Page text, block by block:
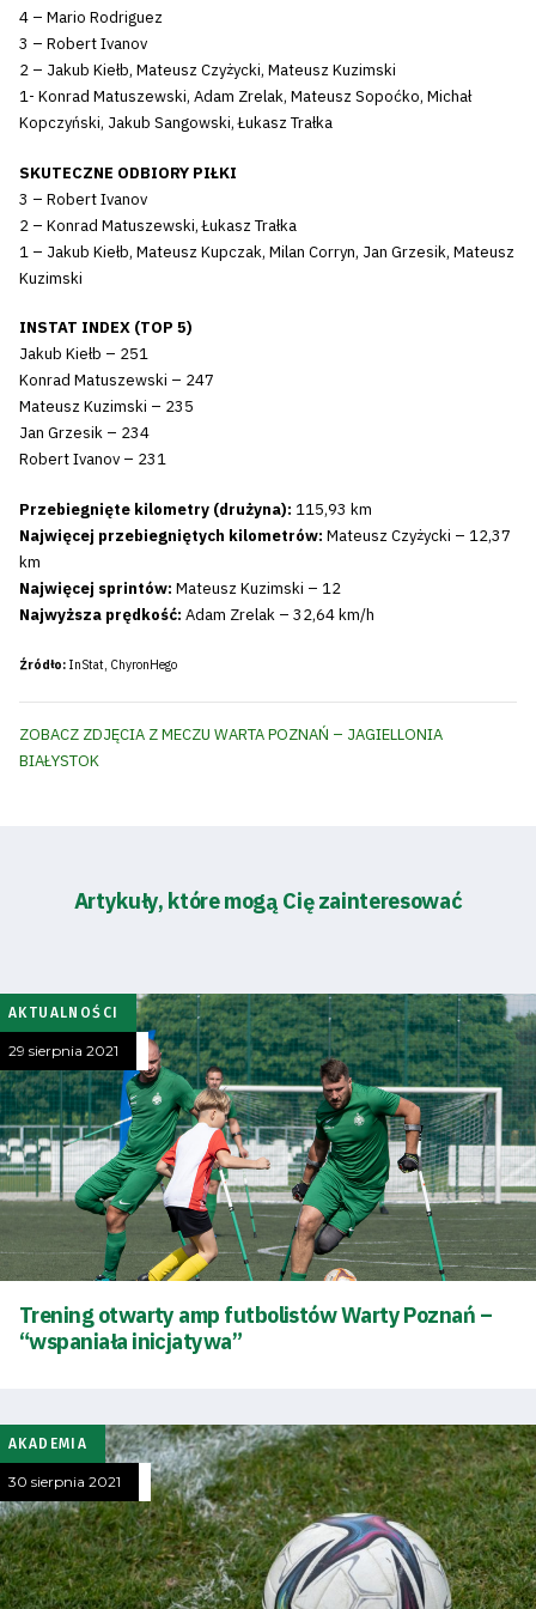
oszczędności
energii
Klub
Tabela
i
terminarz
Bilety
Kontakt
zespół
Amp
Futbol
4 – Mario Rodriguez
3 – Robert Ivanov
2 – Jakub Kiełb, Mateusz Czyżycki, Mateusz Kuzimski
1- Konrad Matuszewski, Adam Zrelak, Mateusz Sopoćko, Michał
Kopczyński, Jakub Sangowski, Łukasz Trałka
SKUTECZNE ODBIORY PIŁKI
3 – Robert Ivanov
2 – Konrad Matuszewski, Łukasz Trałka
1 – Jakub Kiełb, Mateusz Kupczak, Milan Corryn, Jan Grzesik, Mateusz
Kuzimski
INSTAT INDEX (TOP 5)
Jakub Kiełb – 251
Konrad Matuszewski – 247
Mateusz Kuzimski – 235
Jan Grzesik – 234
Robert Ivanov – 231
Przebiegnięte kilometry (drużyna): 115,93 km
Najwięcej przebiegniętych kilometrów: Mateusz Czyżycki – 12,37
km
Najwięcej sprintów: Mateusz Kuzimski – 12
Najwyższa prędkość: Adam Zrelak – 32,64 km/h
Źródło: InStat, ChyronHego
ZOBACZ ZDJĘCIA Z MECZU WARTA POZNAŃ – JAGIELLONIA
BIAŁYSTOK
Artykuły, które mogą Cię zainteresować
AKTUALNOŚCI
29 sierpnia 2021
Trening otwarty amp futbolistów Warty Poznań –
“wspaniała inicjatywa”
AKADEMIA
30 sierpnia 2021